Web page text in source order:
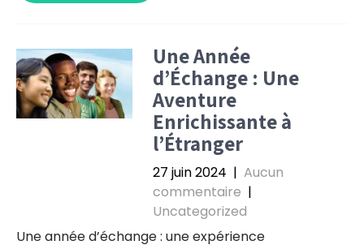
Une Année
d’Échange : Une
Aventure
Enrichissante à
l’Étranger
27 juin 2024 | Aucun
commentaire |
Uncategorized
Une année d’échange : une expérience